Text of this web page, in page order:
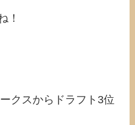
！
クスからドラフト3位